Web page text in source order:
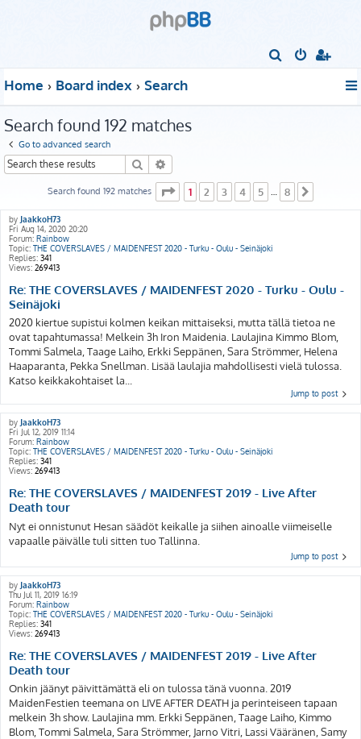
Home Board index Search
Search found 192 matches
Go to advanced search
Search
Search found 192 matches Page 1of 8
1 2 3 4 5 8
by JaakkoH73
Fri Aug 14, 2020 20:20
Forum: Rainbow
Topic: THE COVERSLAVES / MAIDENFEST 2020 - Turku - Oulu - Seinäjoki
Replies: 341
Views: 269413
Re: THE COVERSLAVES / MAIDENFEST 2020 - Turku - Oulu -
Seinäjoki
2020 kiertue supistui kolmen keikan mittaiseksi, mutta tällä tietoa ne
ovat tapahtumassa! Melkein 3h Iron Maidenia. Laulajina Kimmo Blom,
Tommi Salmela, Taage Laiho, Erkki Seppänen, Sara Strömmer, Helena
Haaparanta, Pekka Snellman. Lisää laulajia mahdollisesti vielä tulossa.
Katso keikkakohtaiset la...
Jump to post
by JaakkoH73
Fri Jul 12, 2019 11:14
Forum: Rainbow
Topic: THE COVERSLAVES / MAIDENFEST 2020 - Turku - Oulu - Seinäjoki
Replies: 341
Views: 269413
Re: THE COVERSLAVES / MAIDENFEST 2019 - Live After
Death tour
Nyt ei onnistunut Hesan säädöt keikalle ja siihen ainoalle viimeiselle
vapaalle päivälle tuli sitten tuo Tallinna.
Jump to post
by JaakkoH73
Thu Jul 11, 2019 16:19
Forum: Rainbow
Topic: THE COVERSLAVES / MAIDENFEST 2020 - Turku - Oulu - Seinäjoki
Replies: 341
Views: 269413
Re: THE COVERSLAVES / MAIDENFEST 2019 - Live After
Death tour
Onkin jäänyt päivittämättä eli on tulossa tänä vuonna. 2019
MaidenFestien teemana on LIVE AFTER DEATH ja perinteiseen tapaan
melkein 3h show. Laulajina mm. Erkki Seppänen, Taage Laiho, Kimmo
Blom, Tommi Salmela, Sara Strömmer, Jarno Vitri, Lassi Vääränen, Samy